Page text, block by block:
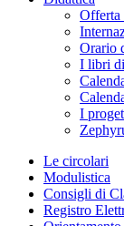
Offerta
Orario
I libri
I
Le circolari
Modulistica
Consigli di
Registro